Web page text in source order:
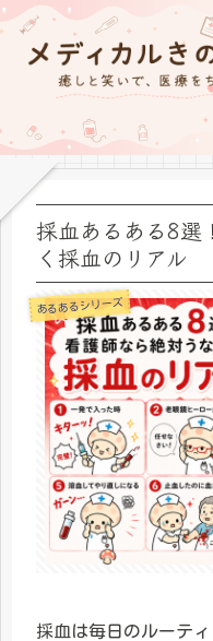
採血あるある8選
く採血のリアル
あるあるシリーズ
採血は毎日のルーテ